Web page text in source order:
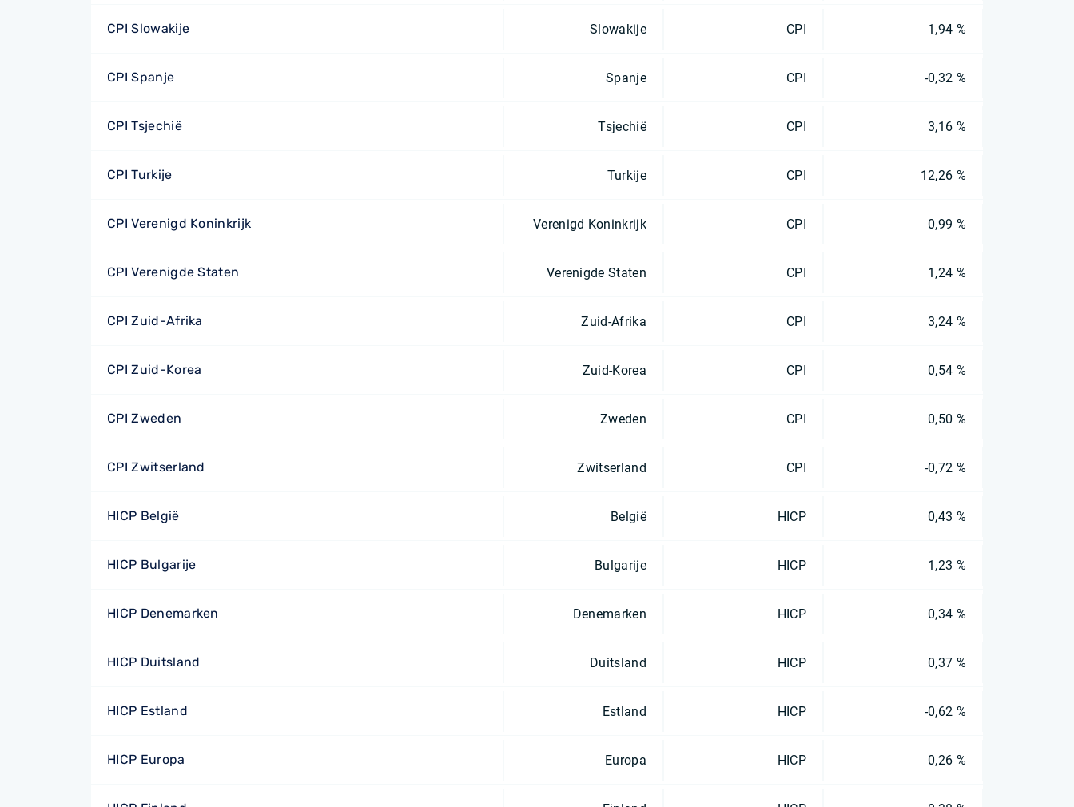
CPI Slowakije Slowakije CPI 1,94 %
CPI Spanje Spanje CPI -0,32 %
CPI Tsjechië Tsjechië CPI 3,16 %
CPI Turkije Turkije CPI 12,26 %
CPI Verenigd Koninkrijk Verenigd Koninkrijk CPI 0,99 %
CPI Verenigde Staten Verenigde Staten CPI 1,24 %
CPI Zuid-Afrika Zuid-Afrika CPI 3,24 %
CPI Zuid-Korea Zuid-Korea CPI 0,54 %
CPI Zweden Zweden CPI 0,50 %
CPI Zwitserland Zwitserland CPI -0,72 %
HICP België België HICP 0,43 %
HICP Bulgarije Bulgarije HICP 1,23 %
HICP Denemarken Denemarken HICP 0,34 %
HICP Duitsland Duitsland HICP 0,37 %
HICP Estland Estland HICP -0,62 %
HICP Europa Europa HICP 0,26 %